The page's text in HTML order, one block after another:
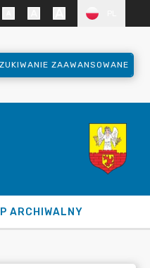
ZAAWANSOWANE
ARCHIWALNY